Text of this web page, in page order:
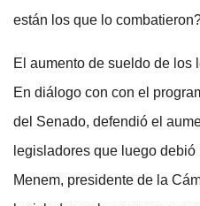
están los que lo
El aumento de sueldo de los
En diálogo con con el
del Senado, defendió el
legisladores que luego debió
Menem, presidente de la